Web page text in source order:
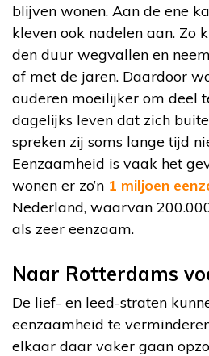
blijven wonen. Aan de ene
kleven ook nadelen aan. Zo
den duur wegvallen en
af met de jaren. Daardoor
ouderen moeilijker om deel
dagelijks leven dat zich
spreken zij soms lange tijd
Eenzaamheid is vaak het
wonen er zo’n 1 miljoen
Nederland, waarvan
als zeer eenzaam.
Naar Rotterdams
De lief- en leed-straten
eenzaamheid te
elkaar daar vaker gaan